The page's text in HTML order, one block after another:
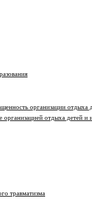
организации отдыха
отдыха детей и
травматизма